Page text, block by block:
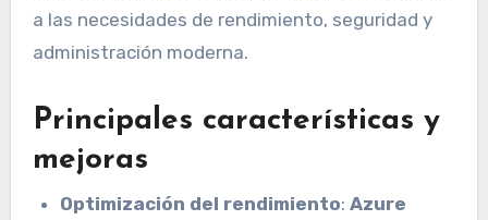
a las necesidades de rendimiento, seguridad y
administración moderna.
Principales características y
mejoras
Optimización del rendimiento:Azure